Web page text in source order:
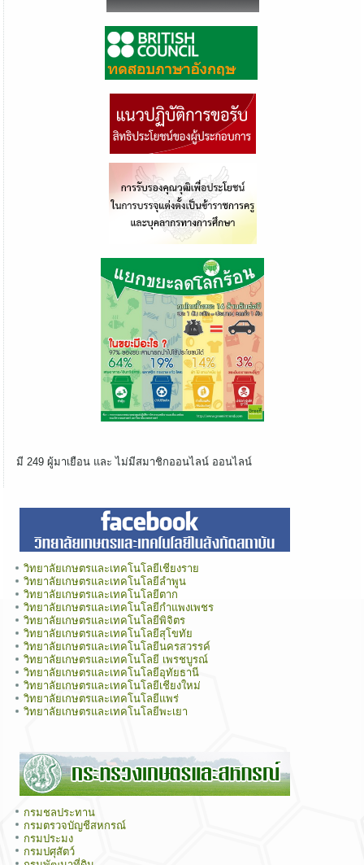
มี 249 ผู้มาเยือน และ ไม่มีสมาชิกออนไลน์ ออนไลน์
วิทยาลัยเกษตรและเทคโนโลยีเชียงราย
วิทยาลัยเกษตรและเทคโนโลยีลำพูน
วิทยาลัยเกษตรและเทคโนโลยีตาก
วิทยาลัยเกษตรและเทคโนโลยีกำแพงเพชร
วิทยาลัยเกษตรและเทคโนโลยีพิจิตร
วิทยาลัยเกษตรและเทคโนโลยีสุโขทัย
วิทยาลัยเกษตรและเทคโนโลยีนครสวรรค์
วิทยาลัยเกษตรและเทคโนโลยี เพรชบูรณ์
วิทยาลัยเกษตรและเทคโนโลยีอุทัยธานี
วิทยาลัยเกษตรและเทคโนโลยีเชียงใหม่
วิทยาลัยเกษตรและเทคโนโลยีแพร่
วิทยาลัยเกษตรและเทคโนโลยีพะเยา
กรมชลประทาน
กรมตรวจบัญชีสหกรณ์
กรมประมง
กรมปศุสัตว์